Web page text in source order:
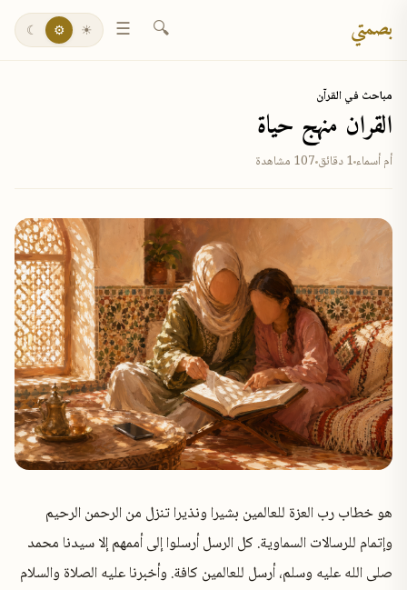
✕
بصمتي 🔍
☰
☀
⚙
☾
مباحث في القرآن
القران منهج حياة
أم أسماء1 دقائق 107 مشاهدة
هو خطاب رب العزة للعالمين بشيرا ونذيرا تنزل من الرحمن الرحيم
وإتمام للرسالات السماوية. كل الرسل أرسلوا إلى أممهم إلا سيدنا محمد
صلى الله عليه وسلم، أرسل للعالمين كافة. وأخبرنا عليه الصلاة والسلام